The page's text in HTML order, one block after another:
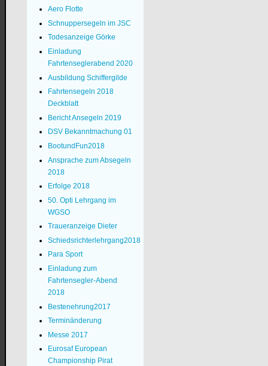
Aero Flotte
Schnuppersegeln im JSC
Todesanzeige Görke
Einladung
Fahrtenseglerabend 2020
Ausbildung Schiffergilde
Fahrtensegeln 2018
Deckblatt
Bericht Ansegeln 2019
DSV Bekanntmachung 01
BootundFun2018
Ansprache zum Absegeln
2018
Erfolge 2018
50. Opti Lehrgang im
WGSO
Traueranzeige Dieter
Schiedsrichterlehrgang2018
Para Sport
Einladung zum
Fahrtensegler-Abend
2018
Bestenehrung2017
Terminänderung
Messe 2017
Eurosaf European
Championship Pirat